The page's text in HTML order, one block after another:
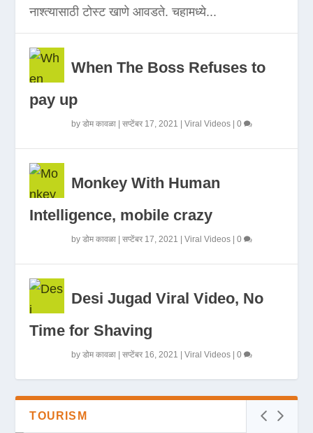
नाश्त्यासाठी टोस्ट खाणे आवडते. चहामध्ये...
When The Boss Refuses to
pay up
byडोम कावळा |सप्टेंबर 17, 2021 |Viral Videos |0
Monkey With Human
Intelligence, mobile crazy
byडोम कावळा |सप्टेंबर 17, 2021 |Viral Videos |0
Desi Jugad Viral Video, No
Time for Shaving
byडोम कावळा |सप्टेंबर 16, 2021 |Viral Videos |0
TOURISM